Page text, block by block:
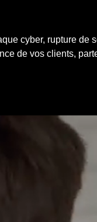
cyber, rupture de
de vos clients,